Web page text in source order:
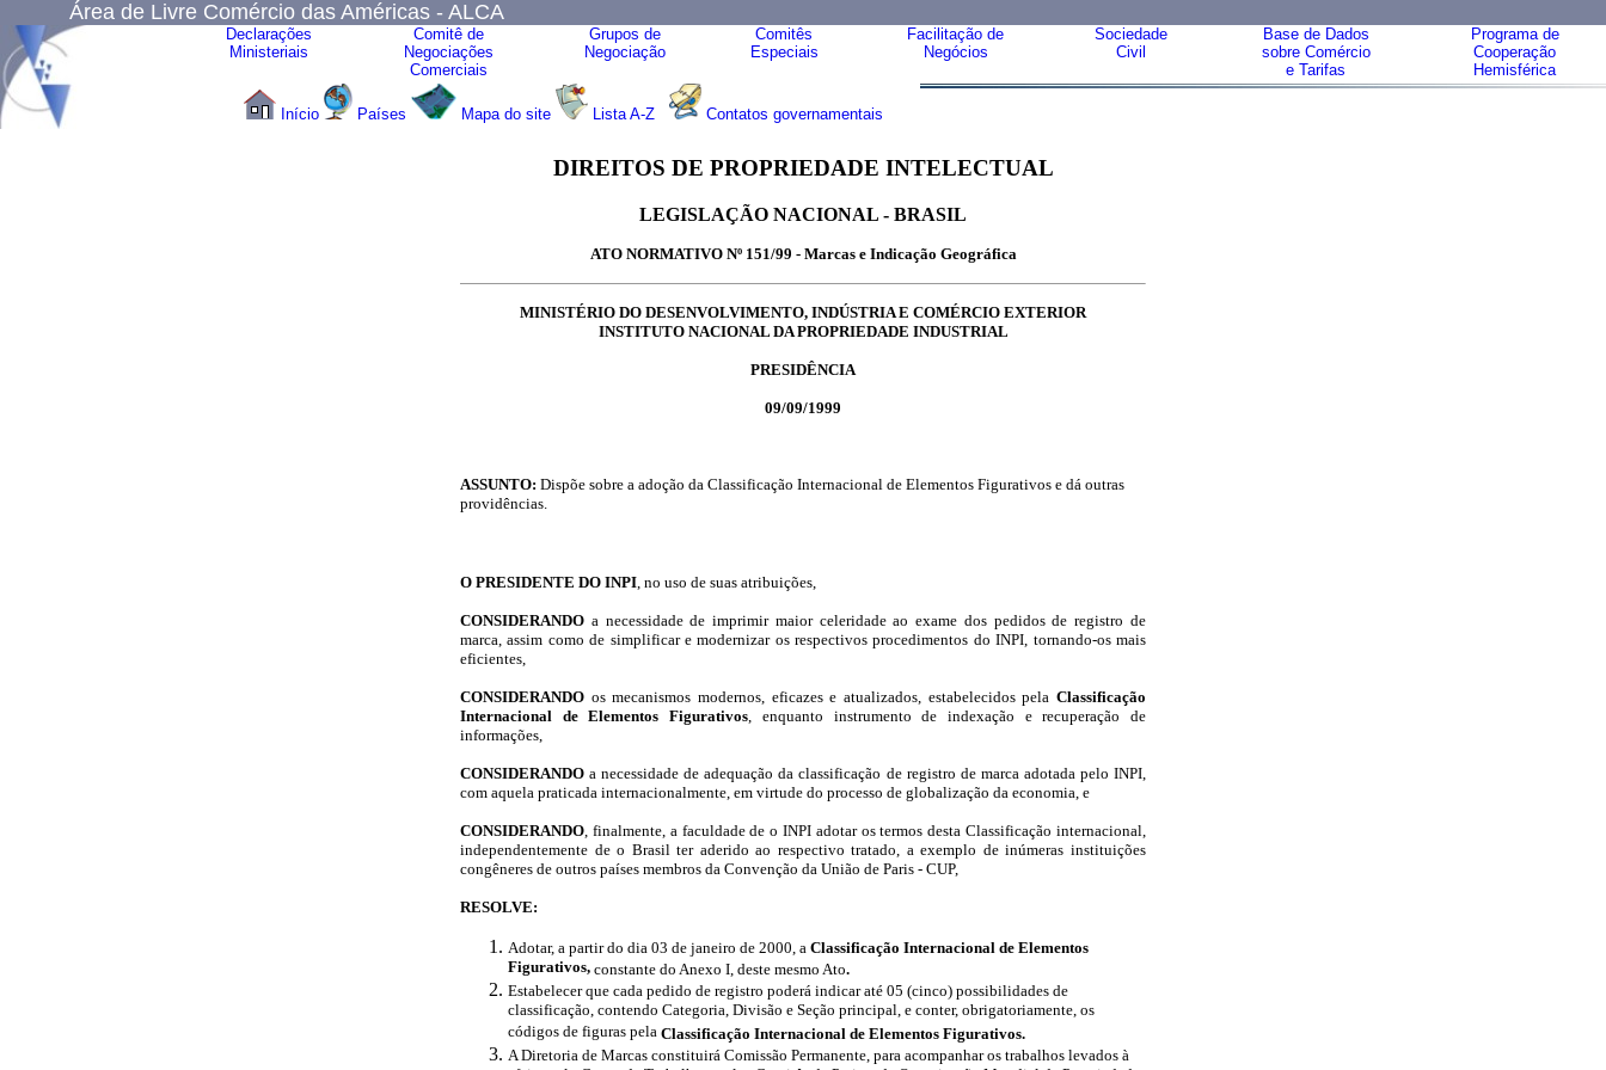
Área de Livre Comércio das Américas - ALCA
Declarações
Ministeriais
Comitê de
Negociações
Comerciais
Grupos de
Negociação
Comitês
Especiais
Facilitação de
Negócios
Sociedade
Civil
Base de Dados
sobre Comércio
e Tarifas
Programa de
Cooperação
Hemisférica
Início Países Mapa do site Lista A-Z Contatos governamentais
DIREITOS DE PROPRIEDADE INTELECTUAL
LEGISLAÇÃO NACIONAL - BRASIL
ATO NORMATIVO Nº 151/99 - Marcas e Indicação Geográfica
MINISTÉRIO DO DESENVOLVIMENTO, INDÚSTRIA E COMÉRCIO EXTERIOR
INSTITUTO NACIONAL DA PROPRIEDADE INDUSTRIAL
PRESIDÊNCIA
09/09/1999
ASSUNTO: Dispõe sobre a adoção da Classificação Internacional de Elementos Figurativos e dá outras
providências.
O PRESIDENTE DO INPI , no uso de suas atribuições,
CONSIDERANDO a necessidade de imprimir maior celeridade ao exame dos pedidos de registro de
marca, assim como de simplificar e modernizar os respectivos procedimentos do INPI, tornando-os mais
eficientes,
CONSIDERANDO os mecanismos modernos, eficazes e atualizados, estabelecidos pelaClassificação
Internacional de Elementos Figurativos , enquanto instrumento de indexação e recuperação de
informações,
CONSIDERANDO a necessidade de adequação da classificação de registro de marca adotada pelo INPI,
com aquela praticada internacionalmente, em virtude do processo de globalização da economia, e
CONSIDERANDO , finalmente, a faculdade de o INPI adotar os termos desta Classificação internacional,
independentemente de o Brasil ter aderido ao respectivo tratado, a exemplo de inúmeras instituições
congêneres de outros países membros da Convenção da União de Paris - CUP,
RESOLVE:
Adotar, a partir do dia 03 de janeiro de 2000, a Classificação Internacional de Elementos
Figurativos, constante do Anexo I, deste mesmo Ato.
Estabelecer que cada pedido de registro poderá indicar até 05 (cinco) possibilidades de
classificação, contendo Categoria, Divisão e Seção principal, e conter, obrigatoriamente, os
códigos de figuras pela Classificação Internacional de Elementos Figurativos.
A Diretoria de Marcas constituirá Comissão Permanente, para acompanhar os trabalhos levados à